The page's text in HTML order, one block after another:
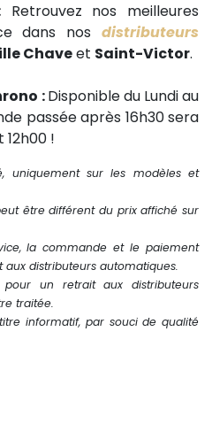
Retrouvez nos meilleures
dans nos distributeurs
Chaveet Saint-Victor.
:Disponible du Lundi au
passée après 16h30 sera
!
uniquement sur les modèles et
être différent du prix affiché sur
la commande et le paiement
distributeurs automatiques.
un retrait aux distributeurs
traitée.
informatif, par souci de qualité